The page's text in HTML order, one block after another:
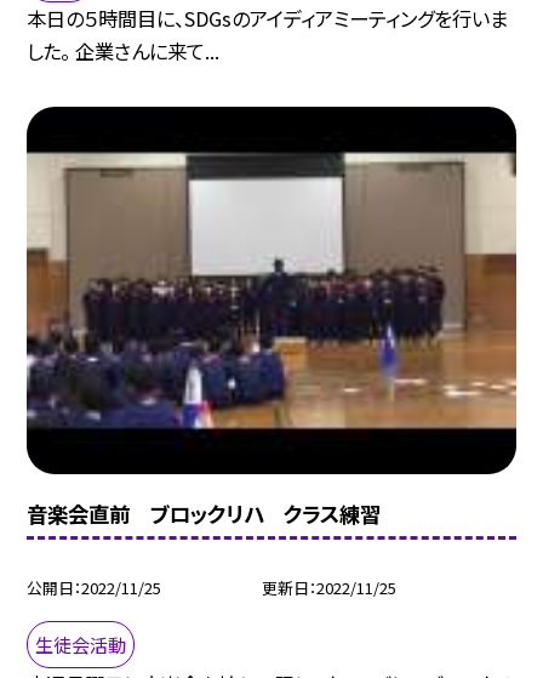
本日の５時間目に、SDGsのアイディアミーティングを行いま
した。 企業さんに来て...
音楽会直前 ブロックリハ クラス練習
公開日 2022/11/25 更新日 2022/11/25
生徒会活動